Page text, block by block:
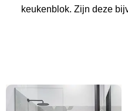
keukenblok. Zijn deze